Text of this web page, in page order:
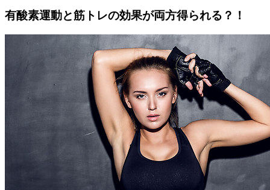
有酸素運動と筋トレの効果が両方得られる？！